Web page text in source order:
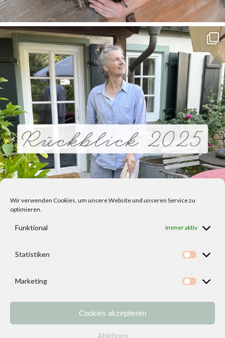
Wir verwenden Cookies, um unsere Website und unseren Service zu
optimieren.
Funktional Immer aktiv
Statistiken
Marketing
Cookies akzeptieren
Ablehnen
Kontakt